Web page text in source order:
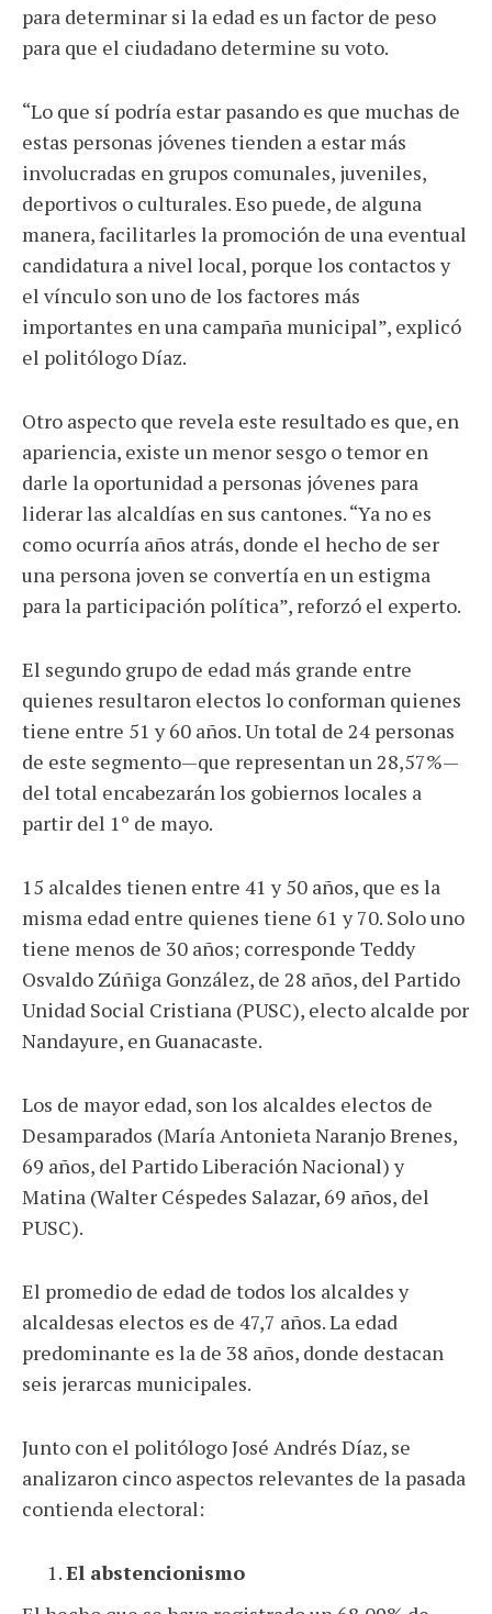
para determinar si la edad es un factor de peso
para que el ciudadano determine su voto.
“Lo que sí podría estar pasando es que muchas de
estas personas jóvenes tienden a estar más
involucradas en grupos comunales, juveniles,
deportivos o culturales. Eso puede, de alguna
manera, facilitarles la promoción de una eventual
candidatura a nivel local, porque los contactos y
el vínculo son uno de los factores más
importantes en una campaña municipal”, explicó
el politólogo Díaz.
Otro aspecto que revela este resultado es que, en
apariencia, existe un menor sesgo o temor en
darle la oportunidad a personas jóvenes para
liderar las alcaldías en sus cantones. “Ya no es
como ocurría años atrás, donde el hecho de ser
una persona joven se convertía en un estigma
para la participación política”, reforzó el experto.
El segundo grupo de edad más grande entre
quienes resultaron electos lo conforman quienes
tiene entre 51 y 60 años. Un total de 24 personas
de este segmento—que representan un 28,57%—
del total encabezarán los gobiernos locales a
partir del 1º de mayo.
15 alcaldes tienen entre 41 y 50 años, que es la
misma edad entre quienes tiene 61 y 70. Solo uno
tiene menos de 30 años; corresponde Teddy
Osvaldo Zúñiga González, de 28 años, del Partido
Unidad Social Cristiana (PUSC), electo alcalde por
Nandayure, en Guanacaste.
Los de mayor edad, son los alcaldes electos de
Desamparados (María Antonieta Naranjo Brenes,
69 años, del Partido Liberación Nacional) y
Matina (Walter Céspedes Salazar, 69 años, del
PUSC).
El promedio de edad de todos los alcaldes y
alcaldesas electos es de 47,7 años. La edad
predominante es la de 38 años, donde destacan
seis jerarcas municipales.
Junto con el politólogo José Andrés Díaz, se
analizaron cinco aspectos relevantes de la pasada
contienda electoral:
El abstencionismo